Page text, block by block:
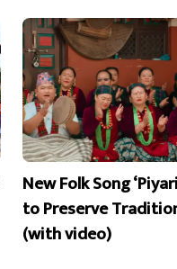
New Folk Song
to Preserve
(with video)